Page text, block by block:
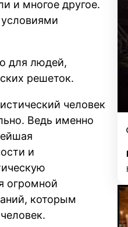
и многое другое.
условиями
для людей,
решеток.
человек
Ведь именно
и
огромной
которым